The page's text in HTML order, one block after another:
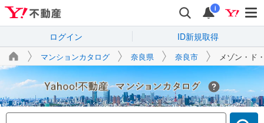
i
ログイン ID新規取得
マンションカタログ 奈良県 奈良市 メゾン・ド
Yahoo!不動産